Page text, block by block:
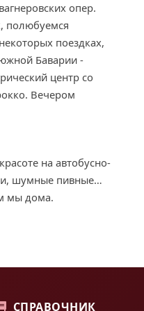
опер.
полюбуемся
поездках,
Баварии -
центр со
Вечером
на автобусно-
шумные пивные…
мы дома.
СПРАВОЧНИК